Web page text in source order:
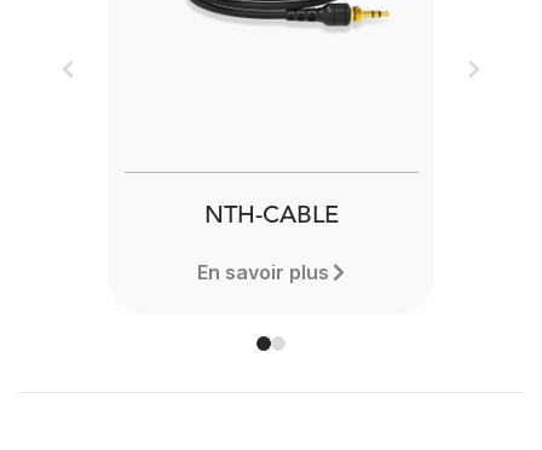
NTH-CABLE
En savoir plus
Previous Next